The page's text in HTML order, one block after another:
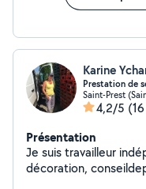
Karine
Prestation de
Saint-Prest
4,2/5
Présentation
Je suis travailleur
décoration,